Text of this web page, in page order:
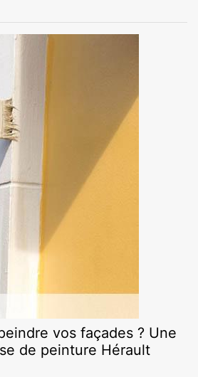
vos façades ? Une
de peinture Hérault